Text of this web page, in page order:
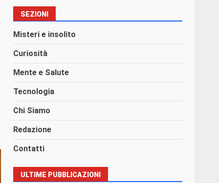
SEZIONI
Misteri e insolito
Curiosità
Mente e Salute
Tecnologia
Chi Siamo
Redazione
Contatti
ULTIME PUBBLICAZIONI